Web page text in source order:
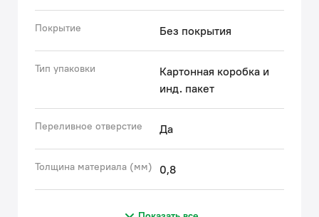
Покрытие Без покрытия
Тип упаковки
Картонная коробка и
инд. пакет
Переливное отверстие Да
Толщина материала (мм) 0,8